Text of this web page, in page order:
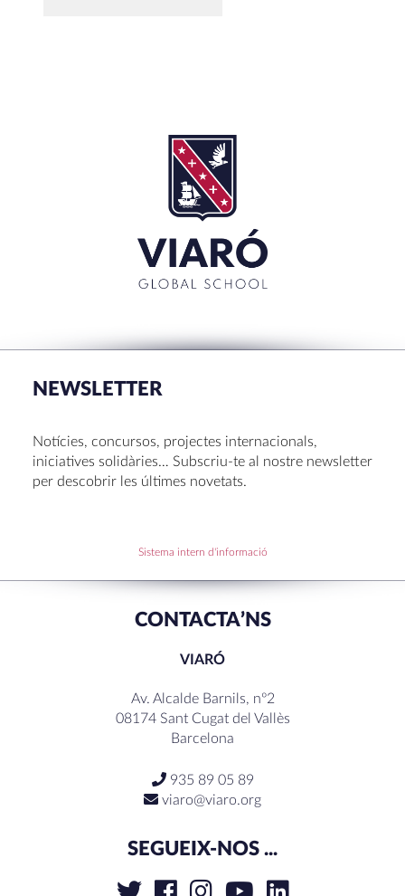
La Mostra d’Arts 2026
Congrés UNIV 2026
Oficis de Setmana Santa 2025
Premi al Pessebre d’Infantil 2024
RECENT COMMENTS
NEWSLETTER
Notícies, concursos, projectes internacionals,
iniciatives solidàries… Subscriu-te al nostre newsletter
per descobrir les últimes novetats.
Sistema intern d'informació
CONTACTA’NS
VIARÓ
Av. Alcalde Barnils, nº2
08174 Sant Cugat del Vallès
Barcelona
935 89 05 89
viaro@viaro.org
SEGUEIX-NOS ...